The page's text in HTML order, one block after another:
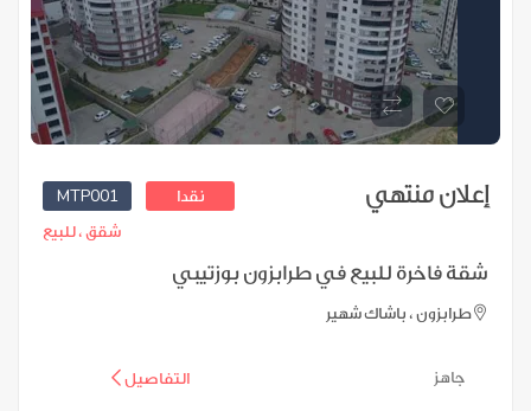
MTP001 نقدا إعلان منتهي
شقق ،للبيع
شقة فاخرة للبيع في طرابزون بوزتيبي
طرابزون ، باشاك شهير
التفاصيل